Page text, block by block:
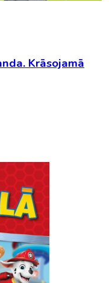
Krāsojamā